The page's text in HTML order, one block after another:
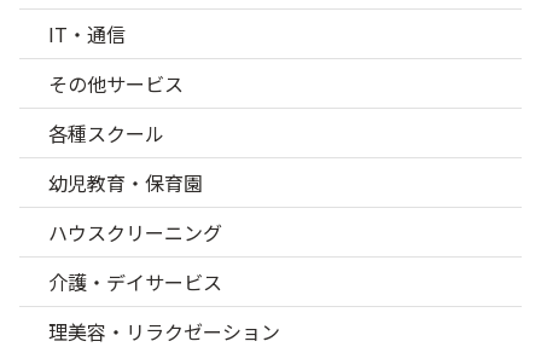
IT・通信
その他サービス
各種スクール
幼児教育・保育園
ハウスクリーニング
介護・デイサービス
理美容・リラクゼーション